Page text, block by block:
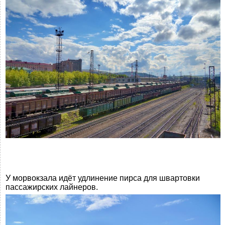
У морвокзала идёт удлинение пирса для швартовки
пассажирских лайнеров.